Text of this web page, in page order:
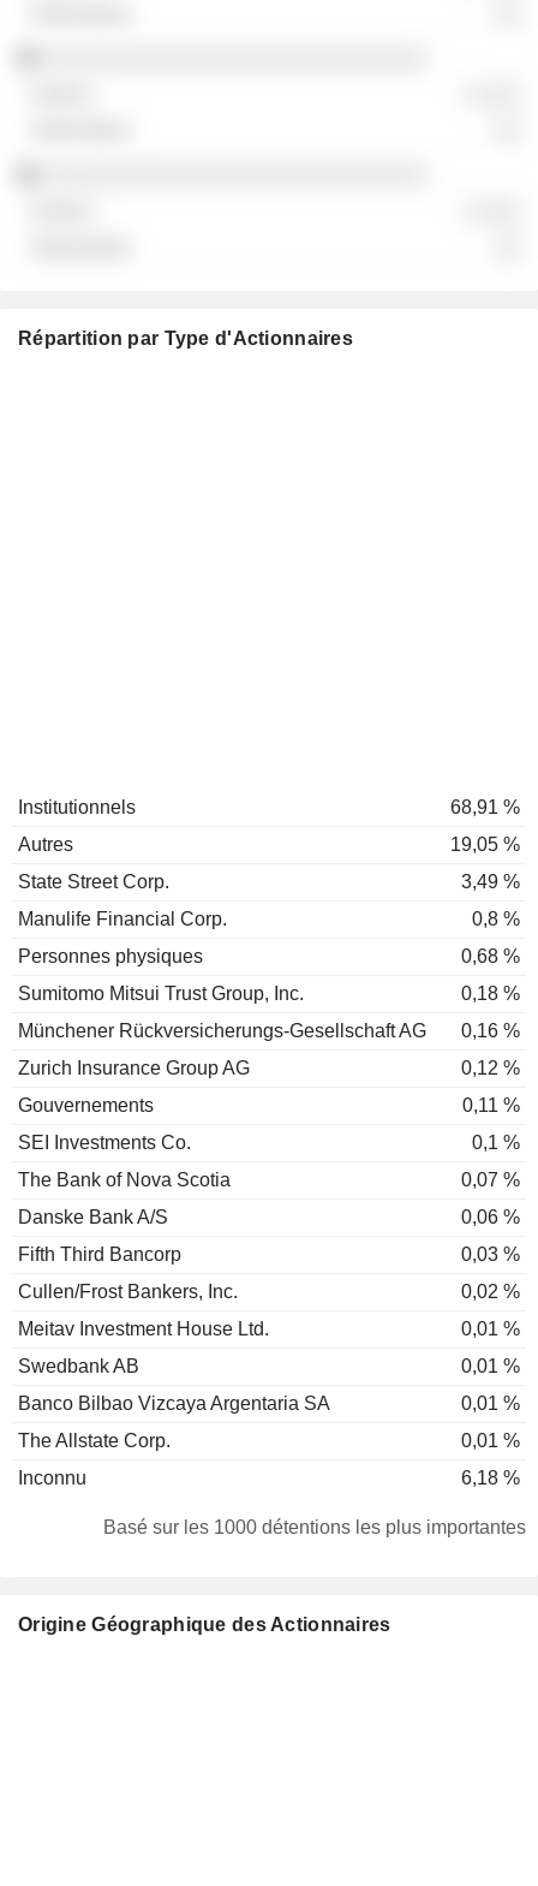
Répartition par Type d'Actionnaires
Institutionnels
68,91 %
Autres
19,05 %
State Street Corp.
3,49 %
Manulife Financial Corp.
0,8 %
Personnes physiques
0,68 %
Sumitomo Mitsui Trust Group, Inc.
0,18 %
Münchener Rückversicherungs-Gesellschaft AG
0,16 %
Zurich Insurance Group AG
0,12 %
Gouvernements
0,11 %
SEI Investments Co.
0,1 %
The Bank of Nova Scotia
0,07 %
Danske Bank A/S
0,06 %
Fifth Third Bancorp
0,03 %
Cullen/Frost Bankers, Inc.
0,02 %
Meitav Investment House Ltd.
0,01 %
Swedbank AB
0,01 %
Banco Bilbao Vizcaya Argentaria SA
0,01 %
The Allstate Corp.
0,01 %
Inconnu
6,18 %
Basé sur les 1000 détentions les plus importantes
Origine Géographique des Actionnaires